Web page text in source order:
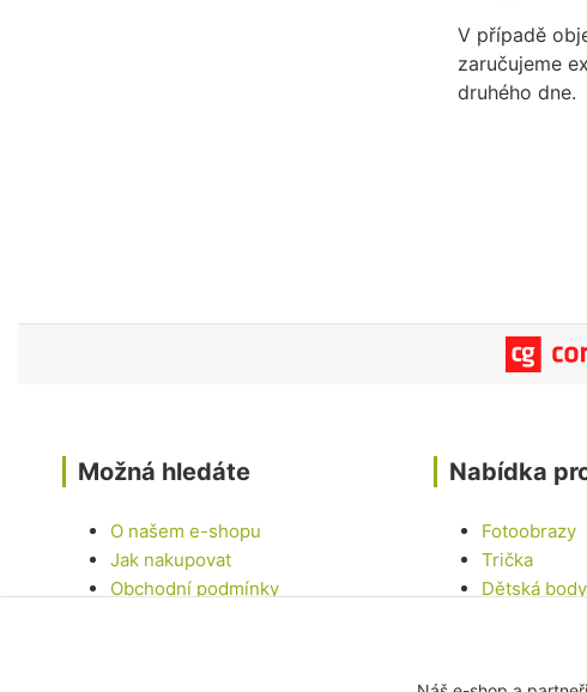
V případě
zaručujeme
druhého dne.
Možná hledáte
O našem e-shopu
Jak nakupovat
Obchodní podmínky
Nabídka
Fotoobrazy
Trička
Dětská body